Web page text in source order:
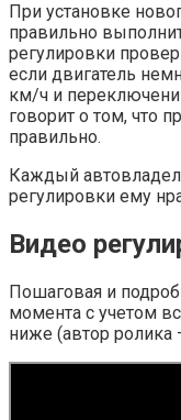
При установке
правильно
регулировки
если двигатель
км/ч и
говорит о том, что
правильно.
Каждый
регулировки ему
Видео
Пошаговая и
момента с учетом
ниже (автор